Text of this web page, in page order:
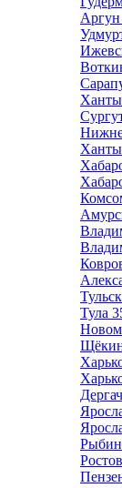
Аргун
Тула
Ростов